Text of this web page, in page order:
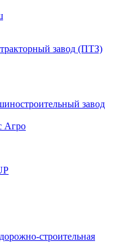
завод (ПТЗ)
завод
Агро
строительная